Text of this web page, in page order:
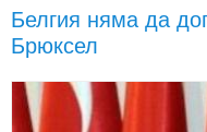
Белгия няма да
Брюксел